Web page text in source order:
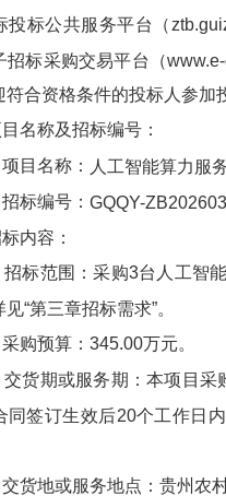
投标公共服务平台（
招标采购交易平台（www.e-
符合资格条件的投标人参加
名称及招标编号：
项目名称：
人工智能算力服
招标编号： GQQY-
内容：
招标范围：采购3台人工智
“第三章招标需求”。
采购预算：345.00万元。
交货期或服务期：本项目采
同签订生效后20个工作日
交货地或服务地点：贵州农